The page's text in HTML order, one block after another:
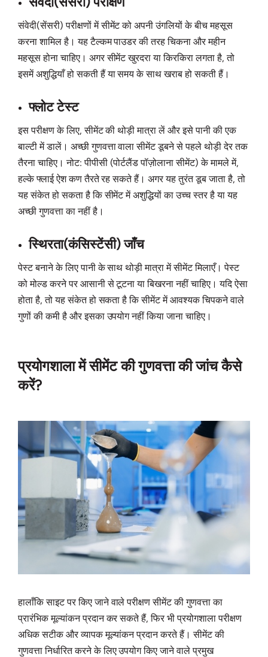
संवेदी(सेंसरी) परीक्षणों में सीमेंट को अपनी उंगलियों के बीच महसूस
करना शामिल है। यह टैल्कम पाउडर की तरह चिकना और महीन
महसूस होना चाहिए। अगर सीमेंट खुरदरा या किरकिरा लगता है, तो
इसमें अशुद्धियाँ हो सकती हैं या समय के साथ खराब हो सकती हैं।
फ्लोट टेस्ट
इस परीक्षण के लिए, सीमेंट की थोड़ी मात्रा लें और इसे पानी की एक
बाल्टी में डालें। अच्छी गुणवत्ता वाला सीमेंट डूबने से पहले थोड़ी देर तक
तैरना चाहिए। नोट: पीपीसी (पोर्टलैंड पॉज़ोलाना सीमेंट) के मामले में,
हल्के फ्लाई ऐश कण तैरते रह सकते हैं। अगर यह तुरंत डूब जाता है, तो
यह संकेत हो सकता है कि सीमेंट में अशुद्धियों का उच्च स्तर है या यह
अच्छी गुणवत्ता का नहीं है।
स्थिरता(कंसिस्टेंसी) जाँच
पेस्ट बनाने के लिए पानी के साथ थोड़ी मात्रा में सीमेंट मिलाएँ। पेस्ट
को मोल्ड करने पर आसानी से टूटना या बिखरना नहीं चाहिए। यदि ऐसा
होता है, तो यह संकेत हो सकता है कि सीमेंट में आवश्यक चिपकने वाले
गुणों की कमी है और इसका उपयोग नहीं किया जाना चाहिए।
प्रयोगशाला में सीमेंट की गुणवत्ता की जांच कैसे
करें?
हालाँकि साइट पर किए जाने वाले परीक्षण सीमेंट की गुणवत्ता का
प्रारंभिक मूल्यांकन प्रदान कर सकते हैं, फिर भी प्रयोगशाला परीक्षण
अधिक सटीक और व्यापक मूल्यांकन प्रदान करते हैं। सीमेंट की
गुणवत्ता निर्धारित करने के लिए उपयोग किए जाने वाले प्रमुख